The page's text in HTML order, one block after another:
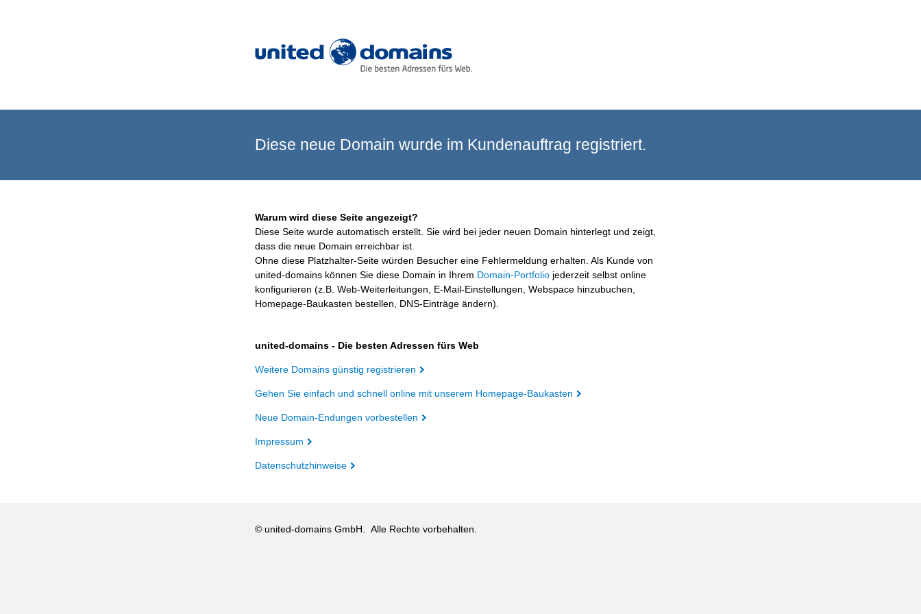
Diese neue Domain wurde im Kundenauftrag registriert.
Warum wird diese Seite angezeigt?
Diese Seite wurde automatisch erstellt. Sie wird bei jeder neuen Domain hinterlegt und zeigt,
dass die neue Domain erreichbar ist.
Ohne diese Platzhalter-Seite würden Besucher eine Fehlermeldung erhalten. Als Kunde von
united-domains können Sie diese Domain in Ihrem Domain-Portfolio jederzeit selbst online
konfigurieren (z.B. Web-Weiterleitungen, E-Mail-Einstellungen, Webspace hinzubuchen,
Homepage-Baukasten bestellen, DNS-Einträge ändern).
united-domains - Die besten Adressen fürs Web
Weitere Domains günstig registrieren
Gehen Sie einfach und schnell online mit unserem Homepage-Baukasten
Neue Domain-Endungen vorbestellen
Impressum
Datenschutzhinweise
© united-domains GmbH. Alle Rechte vorbehalten.